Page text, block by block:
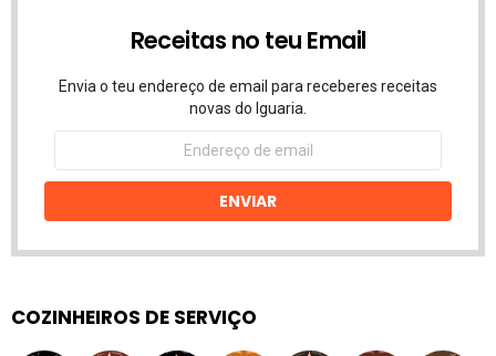
Receitas no teu Email
Envia o teu endereço de email para receberes receitas
novas do Iguaria.
Endereço
email
ENVIAR
COZINHEIROS DE SERVIÇO